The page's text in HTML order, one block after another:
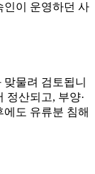
인이 운영하던 사
물려 검토됩니
정산되고, 부양·
도 유류분 침해